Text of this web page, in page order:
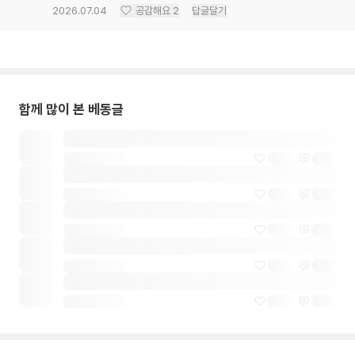
2026.07.04 공감해요 2 답글달기
함께 많이 본 베동글